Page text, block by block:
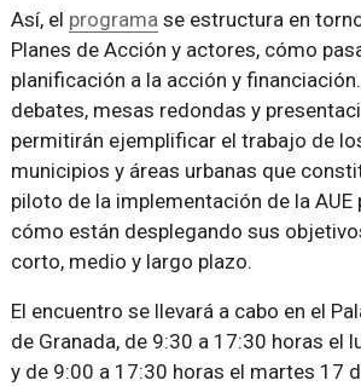
Así, el programase estructura en
Planes de Acción y actores, cómo
planificación a la acción y
debates, mesas redondas y
permitirán ejemplificar el trabajo de
municipios y áreas urbanas que
piloto de la implementación de la AUE
cómo están desplegando sus
corto, medio y largo plazo.
El encuentro se llevará a cabo en el
de Granada, de 9:30 a 17:30 horas el
y de 9:00 a 17:30 horas el martes 17